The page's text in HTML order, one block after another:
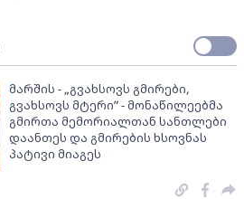
მარშის - „გვახსოვს გმირები,
გვახსოვს მტერი” - მონაწილეებმა
გმირთა მემორიალთან სანთლები
დაანთეს და გმირების ხსოვნას
პატივი მიაგეს